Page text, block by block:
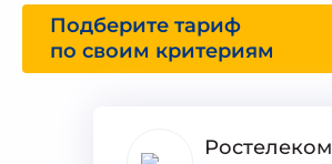
Подберите тариф
по своим критериям
Ростелеком